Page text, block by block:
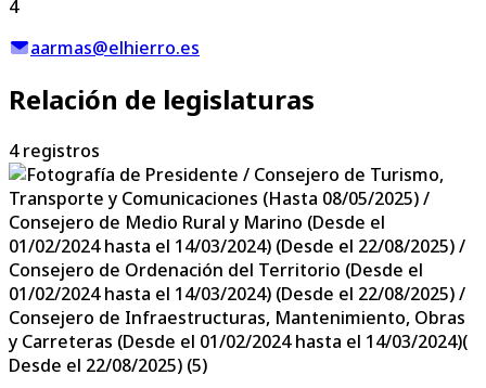
4
aarmas@elhierro.es
Relación de legislaturas
4 registros